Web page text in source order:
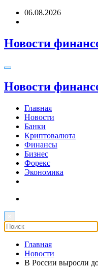
Перейти06.08.2026
Новости
Новости
Главная
Новости
Банки
Криптовалюта
Финансы
Бизнес
Форекс
Экономика
Главная
Новости
В России выросли